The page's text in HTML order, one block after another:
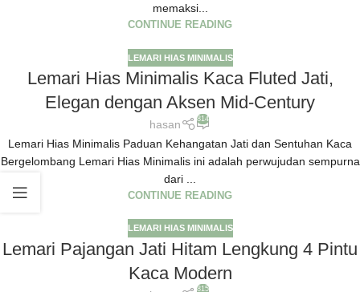
memaksi...
CONTINUE READING
LEMARI HIAS MINIMALIS
Lemari Hias Minimalis Kaca Fluted Jati,
Elegan dengan Aksen Mid-Century
hasan 814
Lemari Hias Minimalis Paduan Kehangatan Jati dan Sentuhan Kaca
Bergelombang Lemari Hias Minimalis ini adalah perwujudan sempurna
dari ...
CONTINUE READING
LEMARI HIAS MINIMALIS
Lemari Pajangan Jati Hitam Lengkung 4 Pintu
Kaca Modern
815